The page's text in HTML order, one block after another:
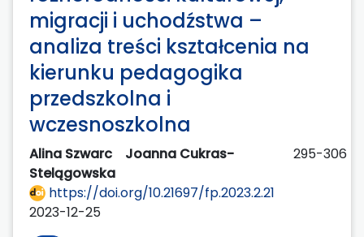
migracji i uchodźstwa –
analiza treści kształcenia na
kierunku pedagogika
przedszkolna i
wczesnoszkolna
Alina Szwarc
Joanna Cukras-
Stelągowska
295-306
https://doi.org/10.21697/fp.2023.2.21
2023-12-25